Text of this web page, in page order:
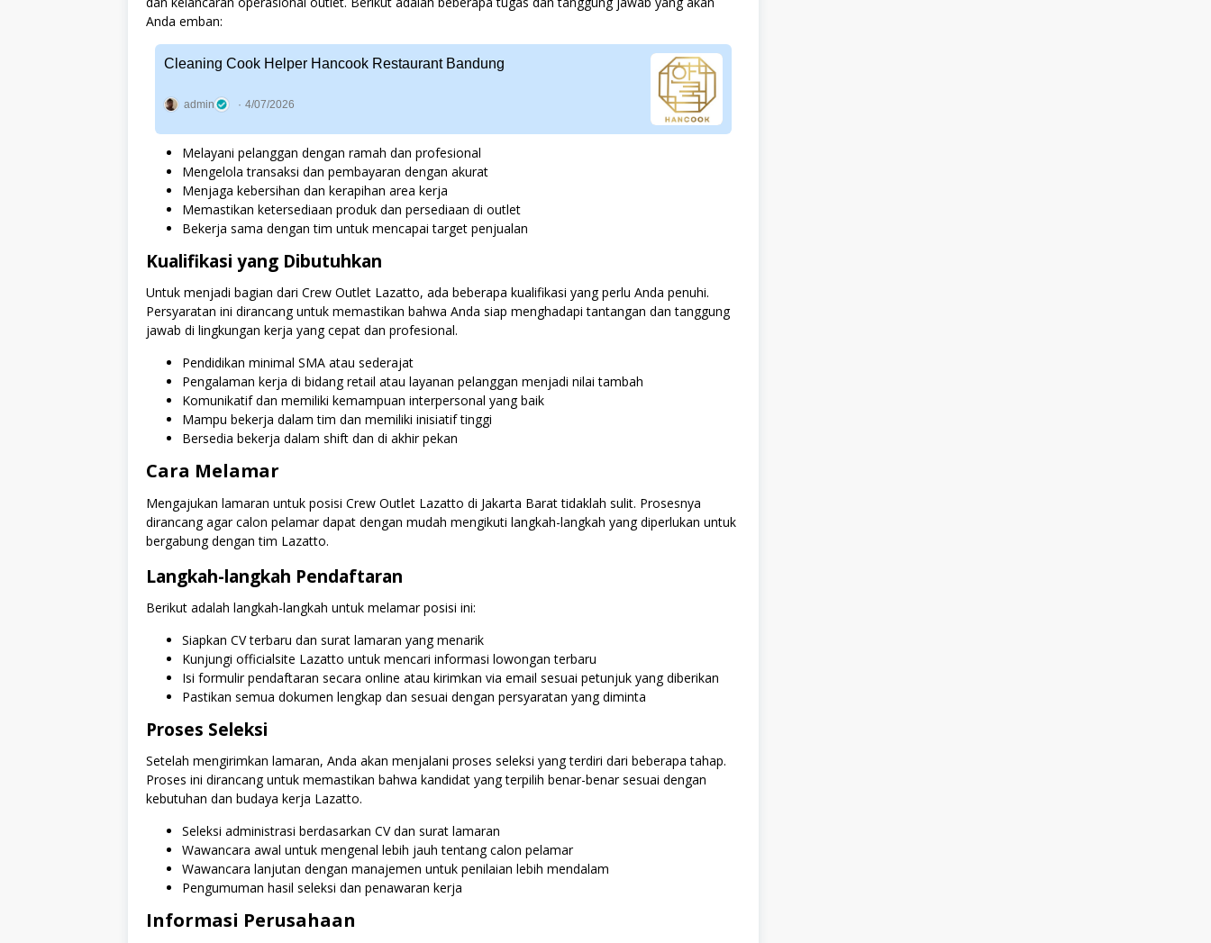
Anda emban:
Cleaning Cook Helper Hancook Restaurant Bandung
admin 4/07/2026
Melayani pelanggan dengan ramah dan profesional
Mengelola transaksi dan pembayaran dengan akurat
Menjaga kebersihan dan kerapihan area kerja
Memastikan ketersediaan produk dan persediaan di outlet
Bekerja sama dengan tim untuk mencapai target penjualan
Kualifikasi yang Dibutuhkan
Untuk menjadi bagian dari Crew Outlet Lazatto, ada beberapa kualifikasi yang perlu Anda penuhi.
Persyaratan ini dirancang untuk memastikan bahwa Anda siap menghadapi tantangan dan tanggung
jawab di lingkungan kerja yang cepat dan profesional.
Pendidikan minimal SMA atau sederajat
Pengalaman kerja di bidang retail atau layanan pelanggan menjadi nilai tambah
Komunikatif dan memiliki kemampuan interpersonal yang baik
Mampu bekerja dalam tim dan memiliki inisiatif tinggi
Bersedia bekerja dalam shift dan di akhir pekan
Cara Melamar
Mengajukan lamaran untuk posisi Crew Outlet Lazatto di Jakarta Barat tidaklah sulit. Prosesnya
dirancang agar calon pelamar dapat dengan mudah mengikuti langkah-langkah yang diperlukan untuk
bergabung dengan tim Lazatto.
Langkah-langkah Pendaftaran
Berikut adalah langkah-langkah untuk melamar posisi ini:
Siapkan CV terbaru dan surat lamaran yang menarik
Kunjungi officialsite Lazatto untuk mencari informasi lowongan terbaru
Isi formulir pendaftaran secara online atau kirimkan via email sesuai petunjuk yang diberikan
Pastikan semua dokumen lengkap dan sesuai dengan persyaratan yang diminta
Proses Seleksi
Setelah mengirimkan lamaran, Anda akan menjalani proses seleksi yang terdiri dari beberapa tahap.
Proses ini dirancang untuk memastikan bahwa kandidat yang terpilih benar-benar sesuai dengan
kebutuhan dan budaya kerja Lazatto.
Seleksi administrasi berdasarkan CV dan surat lamaran
Wawancara awal untuk mengenal lebih jauh tentang calon pelamar
Wawancara lanjutan dengan manajemen untuk penilaian lebih mendalam
Pengumuman hasil seleksi dan penawaran kerja
Informasi Perusahaan